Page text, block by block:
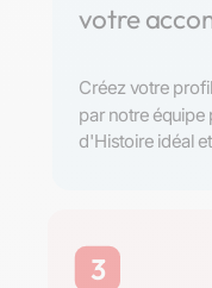
votre
Créez votre
par notre
d'Histoire idéal
3